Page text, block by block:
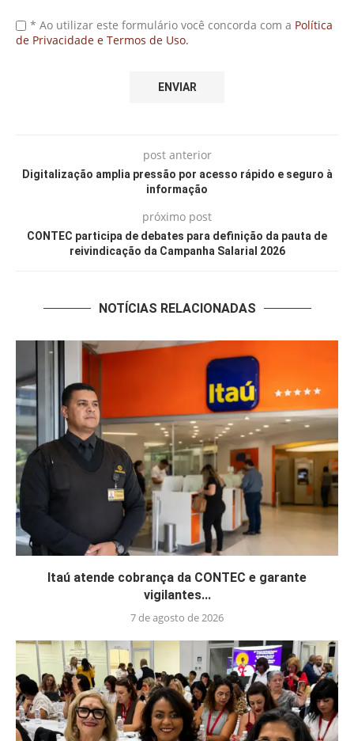
* Ao utilizar este formulário você concorda com a Política
de Privacidade e Termos de Uso.
post anterior
Digitalização amplia pressão por acesso rápido e seguro à
informação
próximo post
CONTEC participa de debates para definição da pauta de
reivindicação da Campanha Salarial 2026
NOTÍCIAS RELACIONADAS
Itaú atende cobrança da CONTEC e garante
vigilantes...
7 de agosto de 2026